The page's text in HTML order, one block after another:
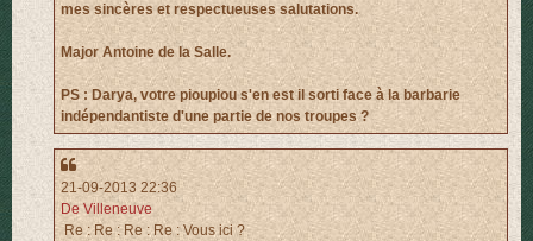
mes sincères et respectueuses salutations.
Major Antoine de la Salle.
PS : Darya, votre pioupiou s'en est il sorti face à la barbarie
indépendantiste d'une partie de nos troupes ?
21-09-2013 22:36
De Villeneuve
Re : Re : Re : Re : Vous ici ?